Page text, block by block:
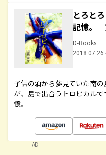
とろと
記憶。
D-Books
2018.07.26
子供の頃から夢見ていた南
が、島で出合うトロピカル
憶。
AD